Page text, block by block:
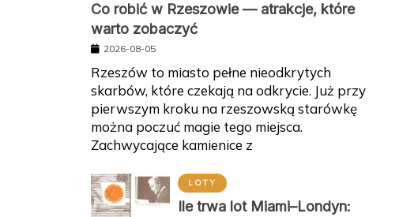
Co robić w Rzeszowie — atrakcje, które
warto zobaczyć
2026-08-05
Rzeszów to miasto pełne nieodkrytych
skarbów, które czekają na odkrycie. Już przy
pierwszym kroku na rzeszowską starówkę
można poczuć magie tego miejsca.
Zachwycające kamienice z
LOTY
Ile trwa lot Miami–Londyn: